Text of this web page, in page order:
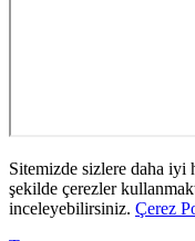
Sitemizde sizlere daha
şekilde çerezler
inceleyebilirsiniz. Çerez